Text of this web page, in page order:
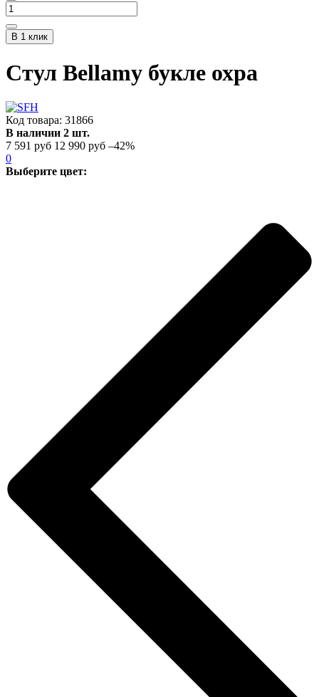
В 1 клик
Стул Bellamy букле охра
Код товара: 31866
В наличии 2 шт.
7 591 руб 12 990 руб –42%
0
Выберите цвет: